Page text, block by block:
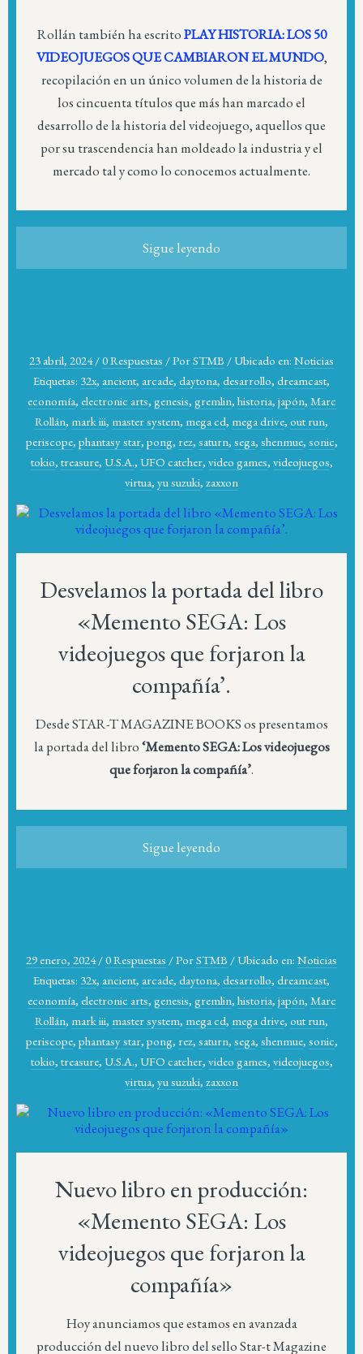
Rollán también ha escritoPLAY HISTORIA: LOS 50
VIDEOJUEGOS QUE CAMBIARON EL MUNDO,
recopilación en un único volumen de la historia de
los cincuenta títulos que más han marcado el
desarrollo de la historia del videojuego, aquellos que
por su trascendencia han moldeado la industria y el
mercado tal y como lo conocemos actualmente.
Sigue leyendo
23 abril, 2024 /0 Respuestas /PorSTMB / Ubicado en: Noticias
Etiquetas: 32x, ancient, arcade, daytona, desarrollo, dreamcast,
economía, electronic arts, genesis, gremlin, historia, japón, Marc
Rollán, mark iii, master system, mega cd, mega drive, out run,
periscope, phantasy star, pong, rez, saturn, sega, shenmue, sonic,
tokio, treasure, U.S.A., UFO catcher, video games, videojuegos,
virtua, yu suzuki, zaxxon
Desvelamos la portada del libro
«Memento SEGA: Los
videojuegos que forjaron la
compañía’.
Desde STAR-T MAGAZINE BOOKS os presentamos
la portada del libro‘Memento SEGA: Los videojuegos
que forjaron la compañía’.
Sigue leyendo
29 enero, 2024 /0 Respuestas /PorSTMB / Ubicado en: Noticias
Etiquetas: 32x, ancient, arcade, daytona, desarrollo, dreamcast,
economía, electronic arts, genesis, gremlin, historia, japón, Marc
Rollán, mark iii, master system, mega cd, mega drive, out run,
periscope, phantasy star, pong, rez, saturn, sega, shenmue, sonic,
tokio, treasure, U.S.A., UFO catcher, video games, videojuegos,
virtua, yu suzuki, zaxxon
Nuevo libro en producción:
«Memento SEGA: Los
videojuegos que forjaron la
compañía»
Hoy anunciamos que estamos en avanzada
producción del nuevo libro del sello Star-t Magazine